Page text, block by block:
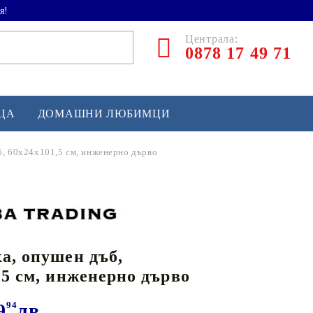
Централа:
0878 17 49 71
и софтбол
и лакрос
спортно оборудване
ДОМАШНИ ЛЮБИМЦИ
60x24x101,5 см, инженерно дърво
опушен дъб,
см, инженерно дърво
94